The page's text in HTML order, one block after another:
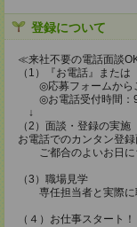
登録について
≪来社不要の電話面談
（1）『お電話』または
◎応募フォームから
◎お電話受付時間：
↓
（2）面談・登録の実施
お電話でのカンタン登
ご都合のよいお日に
（3）職場見学
専任担当者と実際に
（４）お仕事スタート！